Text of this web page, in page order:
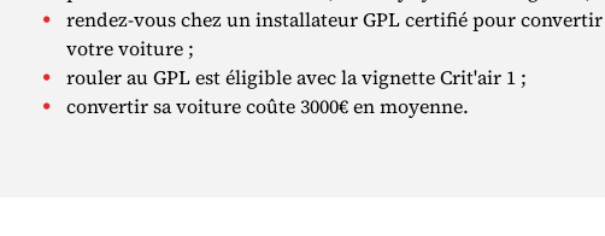
rendez-vous chez un installateur GPL certifié pour convertir
votre voiture ;
rouler au GPL est éligible avec la vignette Crit'air 1 ;
convertir sa voiture coûte 3000€ en moyenne.